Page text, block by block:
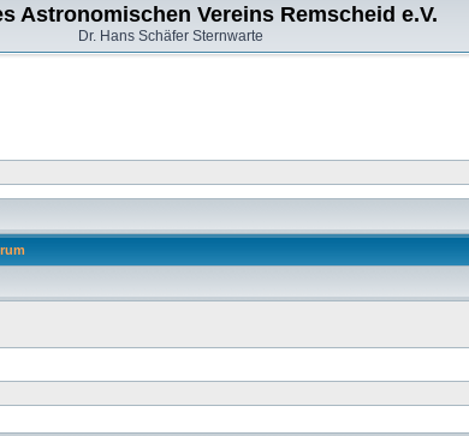
Astronomischen Vereins Remscheid e.V.
Dr. Hans Schäfer Sternwarte